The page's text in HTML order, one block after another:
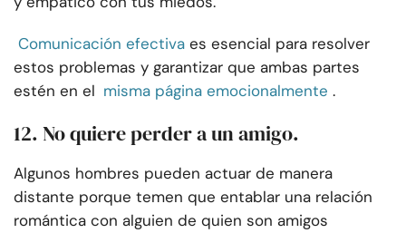
Comunicación efectiva es esencial para resolver
estos problemas y garantizar que ambas partes
estén en el misma página emocionalmente .
12. No quiere perder a un amigo.
Algunos hombres pueden actuar de manera
distante porque temen que entablar una relación
romántica con alguien de quien son amigos